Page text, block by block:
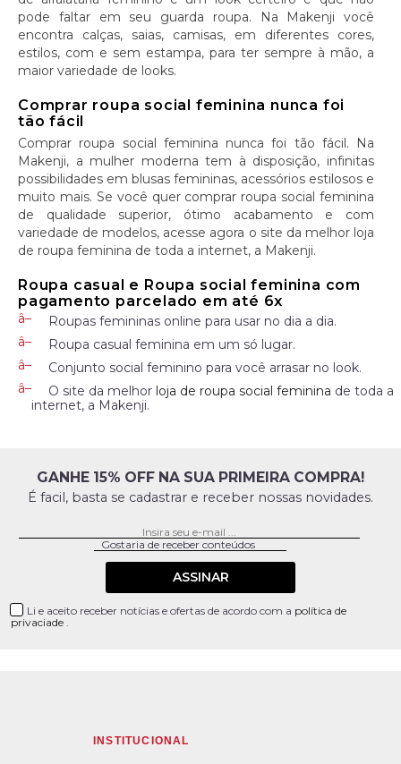
pode faltar em seu guarda roupa. Na Makenji você
encontra calças, saias, camisas, em diferentes cores,
estilos, com e sem estampa, para ter sempre à mão, a
maior variedade de looks.
Comprar roupa social feminina nunca foi
tão fácil
Comprar roupa social feminina nunca foi tão fácil. Na
Makenji, a mulher moderna tem à disposição, infinitas
possibilidades em blusas femininas, acessórios estilosos e
muito mais. Se você quer comprar roupa social feminina
de qualidade superior, ótimo acabamento e com
variedade de modelos, acesse agora o site da melhor loja
de roupa feminina de toda a internet, a Makenji.
Roupa casual e Roupa social feminina com
pagamento parcelado em até 6x
Roupas femininas online para usar no dia a dia.
Roupa casual feminina em um só lugar.
Conjunto social feminino para você arrasar no look.
O site da melhor loja de roupa social feminina de toda a
internet, a Makenji.
GANHE 15% OFF NA SUA PRIMEIRA COMPRA!
É facil, basta se cadastrar e receber nossas novidades.
ASSINAR
Li e aceito receber notícias e ofertas de acordo com a política de
privaciade
INSTITUCIONAL